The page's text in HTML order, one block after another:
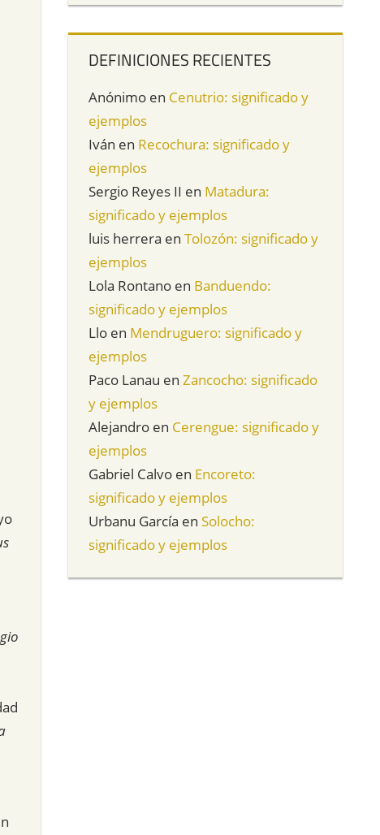
DEFINICIONES RECIENTES
Anónimo en Cenutrio: significado y
ejemplos
Iván en Recochura: significado y
ejemplos
Sergio Reyes II en Matadura:
significado y ejemplos
luis herrera enTolozón: significado y
ejemplos
Lola Rontano en Banduendo:
significado y ejemplos
Llo en Mendruguero: significado y
ejemplos
Paco Lanau enZancocho: significado
y ejemplos
Alejandro en Cerengue: significado y
ejemplos
Gabriel Calvo en Encoreto:
significado y ejemplos
Urbanu García enSolocho:
significado y ejemplos